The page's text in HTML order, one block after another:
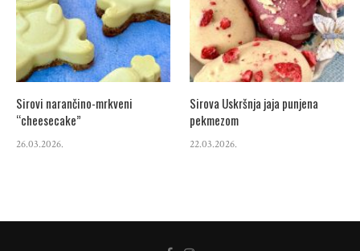
Sirovi narančino-mrkveni
“cheesecake”
26.03.2026.
Sirova Uskršnja jaja punjena
pekmezom
22.03.2026.